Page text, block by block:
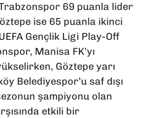
69 puanla lider
ise 65 puanla ikinci
Gençlik Ligi Play-Off
Manisa FK’yı
Göztepe yarı
Belediyespor’u saf dışı
şampiyonu olan
etkili bir